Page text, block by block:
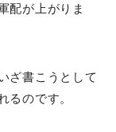
配が上がりま
ざ書こうとして
るのです。